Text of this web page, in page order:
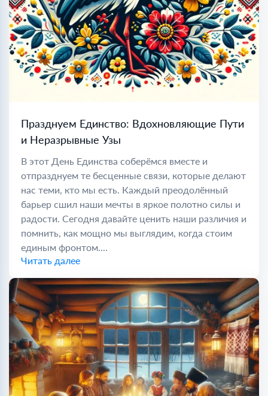
Празднуем Единство: Вдохновляющие Пути
и Неразрывные Узы
В этот День Единства соберёмся вместе и
отпразднуем те бесценные связи, которые делают
нас теми, кто мы есть. Каждый преодолённый
барьер сшил наши мечты в яркое полотно силы и
радости. Сегодня давайте ценить наши различия и
помнить, как мощно мы выглядим, когда стоим
единым фронтом....
Читать далее